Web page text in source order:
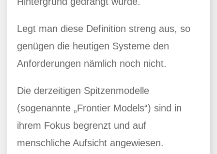
Legt man diese Definition streng aus, so
genügen die heutigen Systeme den
Anforderungen nämlich noch nicht.
Die derzeitigen Spitzenmodelle
(sogenannte „Frontier Models“) sind in
ihrem Fokus begrenzt und auf
menschliche Aufsicht angewiesen.